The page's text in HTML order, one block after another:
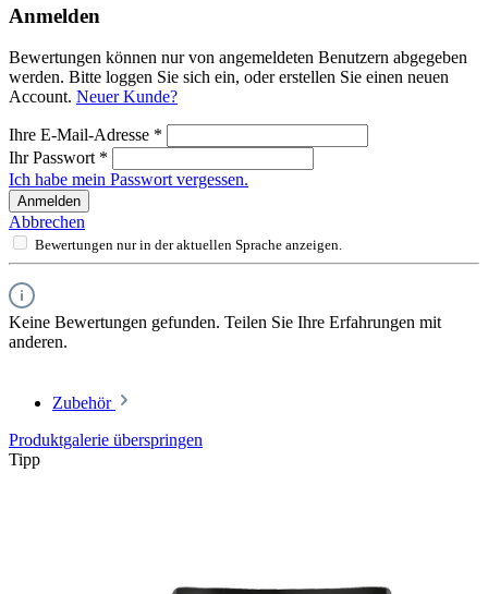
Anmelden
Bewertungen können nur von angemeldeten Benutzern abgegeben
werden. Bitte loggen Sie sich ein, oder erstellen Sie einen neuen
Account. Neuer Kunde?
Ihre E-Mail-Adresse *
Ihr Passwort *
Ich habe mein Passwort vergessen.
Anmelden
Abbrechen
Bewertungen nur in der aktuellen Sprache anzeigen.
Keine Bewertungen gefunden. Teilen Sie Ihre Erfahrungen mit
anderen.
Zubehör
Produktgalerie überspringen
Tipp